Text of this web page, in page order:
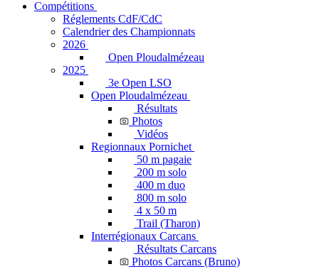
Compétitions
Réglements CdF/CdC
Calendrier des Championnats
2026
Open Ploudalmézeau
2025
3e Open LSO
Open Ploudalmézeau
Résultats
Photos
Vidéos
Regionnaux Pornichet
50 m pagaie
200 m solo
400 m duo
800 m solo
4 x 50 m
Trail (Tharon)
Interrégionaux Carcans
Résultats Carcans
Photos Carcans (Bruno)